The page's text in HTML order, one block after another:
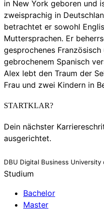
in New York geboren und
zweisprachig in
betrachtet er sowohl
Muttersprachen. Er
gesprochenes
gebrochenem Spanisch
Alex lebt den Traum der
Frau und zwei Kindern in
STARTKLAR?
Dein nächster
ausgerichtet.
DBU Digital Business University
Studium
Bachelor
Master